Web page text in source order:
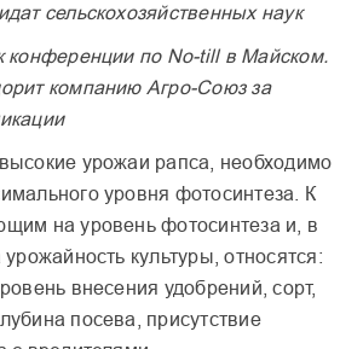
сельскохозяйственных наук
конференции по No-till в Майском.
компанию Агро-Союз за
урожаи рапса, необходимо
уровня фотосинтеза. К
на уровень фотосинтеза и, в
культуры, относятся:
внесения удобрений, сорт,
посева, присутствие